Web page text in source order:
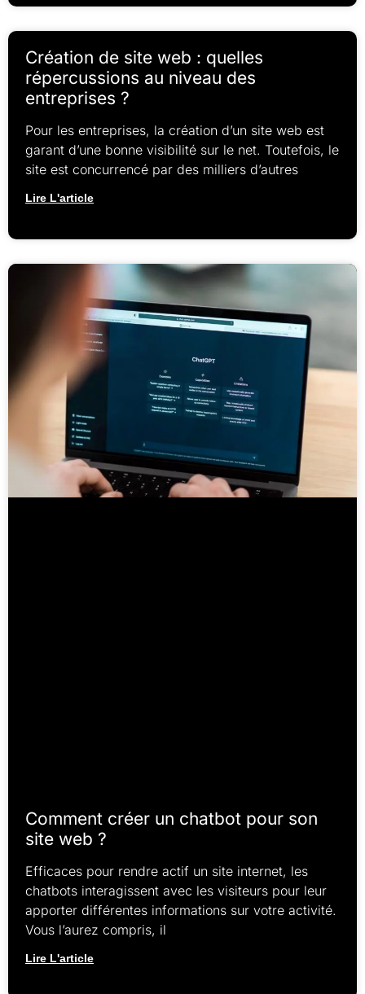
Création de site web : quelles
répercussions au niveau des
entreprises ?
Pour les entreprises, la création d’un site web est
garant d’une bonne visibilité sur le net. Toutefois, le
site est concurrencé par des milliers d’autres
Lire L'article
Comment créer un chatbot pour son
site web ?
Efficaces pour rendre actif un site internet, les
chatbots interagissent avec les visiteurs pour leur
apporter différentes informations sur votre activité.
Vous l’aurez compris, il
Lire L'article